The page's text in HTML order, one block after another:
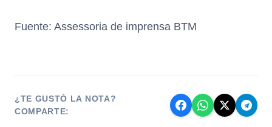
Fuente: Assessoria de imprensa BTM
¿TE GUSTÓ LA NOTA?
COMPARTE: